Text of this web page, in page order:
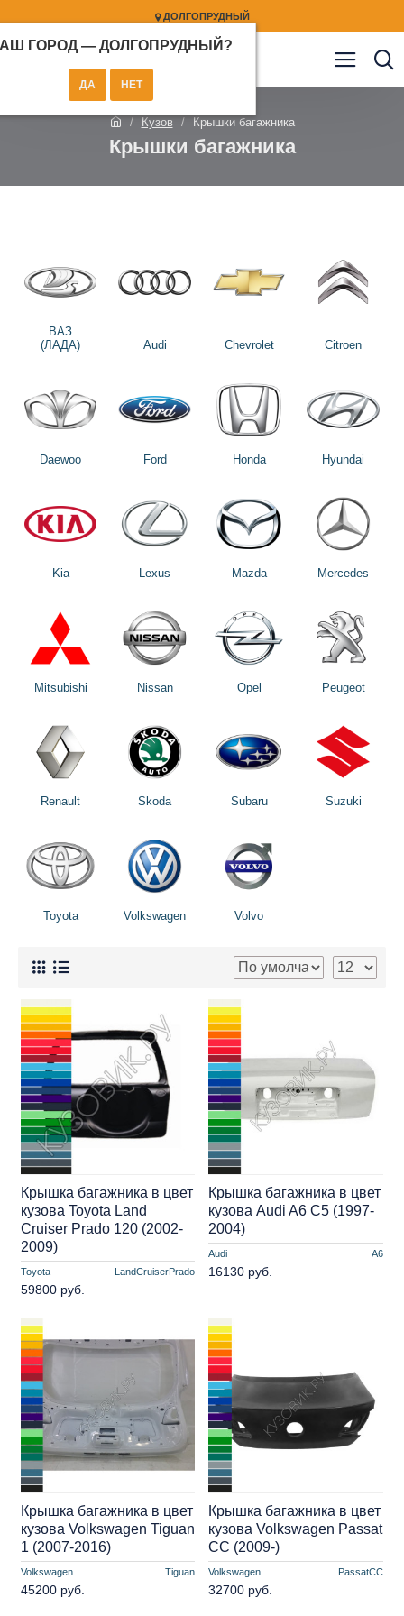
ДОЛГОПРУДНЫЙ
ГОРОД — ДОЛГОПРУДНЫЙ ?
Кузов Крышки багажника
Крышки багажника
ВАЗ
(ЛАДА)
Audi Chevrolet Citroen
Daewoo Ford Honda Hyundai
Kia Lexus Mazda Mercedes
Mitsubishi Nissan Opel Peugeot
Renault Skoda Subaru Suzuki
Toyota Volkswagen Volvo
Toyota LandCruiserPrado
Крышка багажника в цвет
кузова Toyota Land
Cruiser Prado 120 (2002-
2009)
59800 руб.
Audi A6
Крышка багажника в цвет
кузова Audi A6 C5 (1997-
2004)
16130 руб.
Volkswagen Tiguan
Крышка багажника в цвет
кузова Volkswagen Tiguan
1 (2007-2016)
45200 руб.
Volkswagen PassatCC
Крышка багажника в цвет
кузова Volkswagen Passat
CC (2009-)
32700 руб.